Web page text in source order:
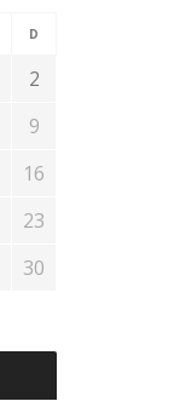
D
2
9
16
23
30